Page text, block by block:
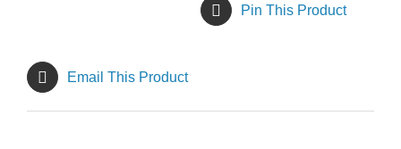
Pin This Product
Email This Product